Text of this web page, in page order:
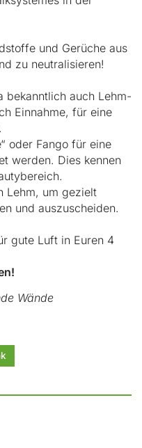
und Gerüche aus
zu neutralisieren!
bekanntlich auch Lehm-
Einnahme, für eine
oder Fango für eine
werden. Dies kennen
Lehm, um gezielt
und auszuscheiden.
gute Luft in Euren 4
Wände